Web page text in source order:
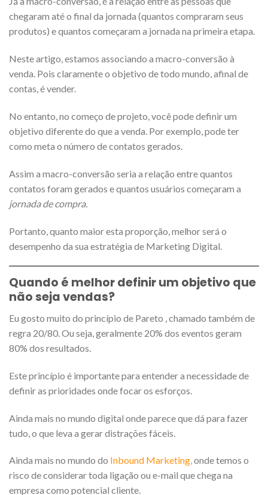
chegaram até o final da jornada (quantos compraram seus
produtos) e quantos começaram a jornada na primeira etapa.
Neste artigo, estamos associando a macro-conversão à
venda. Pois claramente o objetivo de todo mundo, afinal de
contas, é vender.
No entanto, no começo de projeto, você pode definir um
objetivo diferente do que a venda. Por exemplo, pode ter
como meta o número de contatos gerados.
Assim a macro-conversão seria a relação entre quantos
contatos foram gerados e quantos usuários começaram a
jornada de compra.
Portanto, quanto maior esta proporção, melhor será o
desempenho da sua estratégia de Marketing Digital.
Quando é melhor definir um objetivo que
não seja vendas?
Eu gosto muito do princípio de Pareto , chamado também de
regra 20/80. Ou seja, geralmente 20% dos eventos geram
80% dos resultados.
Esteprincípio é importante para entender a necessidade de
definir as prioridades onde focar os esforços.
Ainda mais no mundo digital onde parece que dá para fazer
tudo , o que leva a gerar distrações fáceis.
Ainda mais no mundo do Inbound Marketing,onde temos o
risco de considerar toda ligação ou e-mail que chega na
empresa como potencial cliente.